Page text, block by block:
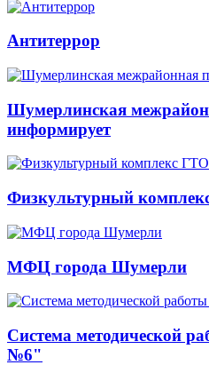
Антитеррор
Шумерлинская
информирует
Физкультурный
МФЦ города Шумерли
Система
№6"